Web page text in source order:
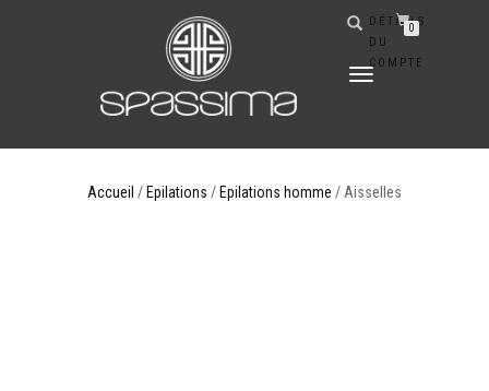
DÉPLIER
DÉTAILS
DU
COMPTE
0
Accueil / Epilations / Epilations homme / Aisselles